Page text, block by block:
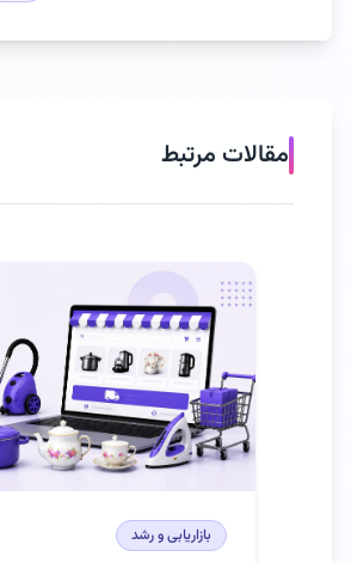
مقالات مرتبط
بازاریابی و رشد